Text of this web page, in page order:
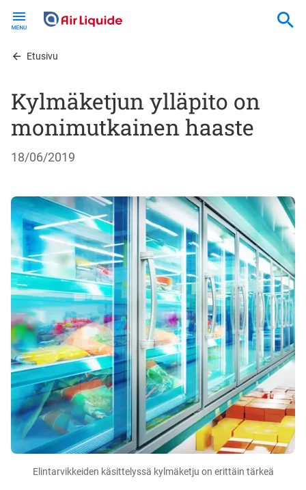
contentEtusivu
Kylmäketjun ylläpito on
monimutkainen haaste
18/06/2019
Elintarvikkeiden käsittelyssä kylmäketju on erittäin tärkeä